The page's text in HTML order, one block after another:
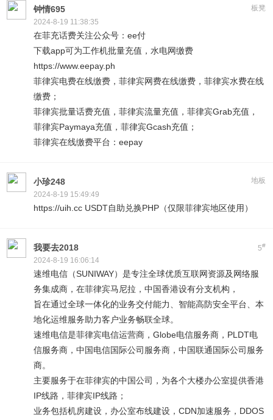
板凳
钟情695
2024-8-19 11:38:35
在菲充话费关注公众号：ee付
下载app可为工作机批量充值，水电网缴费
https://www.eepay.ph
菲律宾电费在线缴费，菲律宾网费在线缴费，菲律宾水费在线
缴费；
菲律宾批量话费充值，菲律宾流量充值，菲律宾Grab充值，
菲律宾Paymaya充值，菲律宾Gcash充值；
菲律宾在线缴费平台：eepay
地板
小珍248
2024-8-19 15:49:49
https://uih.cc USDT自助兑换PHP（仅限菲律宾地区使用）
5#
我要去2018
2024-8-19 16:06:14
速维电信（SUNIWAY）是专注全球优质互联网资源及网络服
务集成商，在菲律宾马尼拉，中国香港设有分支机构，
旨在通过全球一体化的业务交付能力、智能高防安全平台、本
地化运维服务助力客户业务畅联全球。
速维电信是菲律宾电信运营商，Globe电信服务商，PLDT电
信服务商，中国电信国际公司服务商，中国联通国际公司服务
商。
主要服务于在菲律宾的中国公司，为各个大楼办公室提供香港
IP线路，菲律宾IP线路；
业务包括机房建设，办公室布线建设，CDN加速服务，DDOS